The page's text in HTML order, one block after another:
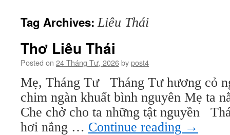
Tag Archives:Liêu Thái
Thơ Liêu Thái
Posted on 24 Tháng Tư, 2026bypost4
Mẹ, Tháng Tư Tháng Tư hương cỏ
chim ngàn khuất bình nguyên Mẹ ta
Che chở cho ta những tật nguyền
hơi nắng … Continue reading →